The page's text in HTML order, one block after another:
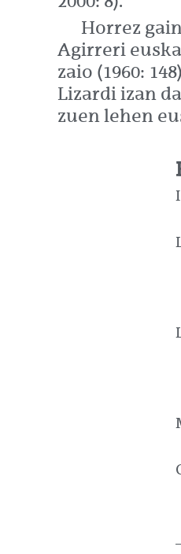
Horrez
Agirreri
zaio (1960:
Lizardi izan
zuen lehen